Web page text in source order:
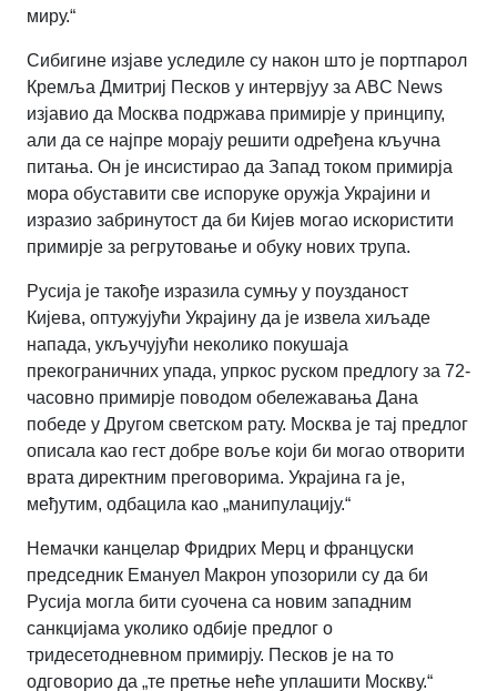
миру.“
Сибигине изјаве уследиле су након што је портпарол
Кремља Дмитриј Песков у интервјуу за ABC News
изјавио да Москва подржава примирје у принципу,
али да се најпре морају решити одређена кључна
питања. Он је инсистирао да Запад током примирја
мора обуставити све испоруке оружја Украјини и
изразио забринутост да би Кијев могао искористити
примирје за регрутовање и обуку нових трупа.
Русија је такође изразила сумњу у поузданост
Кијева, оптужујући Украјину да је извела хиљаде
напада, укључујући неколико покушаја
прекограничних упада, упркос руском предлогу за 72-
часовно примирје поводом обележавања Дана
победе у Другом светском рату. Москва је тај предлог
описала као гест добре воље који би могао отворити
врата директним преговорима. Украјина га је,
међутим, одбацила као „манипулацију.“
Немачки канцелар Фридрих Мерц и француски
председник Емануел Макрон упозорили су да би
Русија могла бити суочена са новим западним
санкцијама уколико одбије предлог о
тридесетодневном примирју. Песков је на то
одговорио да „те претње неће уплашити Москву.“